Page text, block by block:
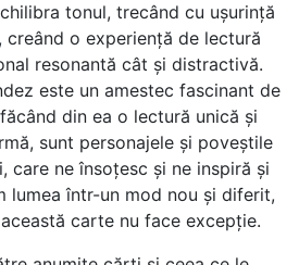
tonul, trecând cu ușurință
o experiență de lectură
resonantă cât și distractivă.
este un amestec fascinant de
din ea o lectură unică și
sunt personajele și poveștile
care ne însoțesc și ne inspiră și
lumea într-un mod nou și diferit,
carte nu face excepție.